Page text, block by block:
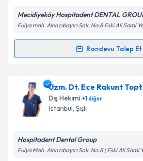
Kişisel verilerimin işlenmesine
Metni'ni okudum ve kişisel
kapsamda işlenmesini kabul
Mecidiyeköy Hospitadent DENTAL
Fulya mah. Akıncıbayırı Sok. No:8 Eski Ali Sami
Randevu Talep Et
Randevu Takvimi Talebi
Dr. Zeynep Süzeriçin randevu
oluşturun. Size bu uzmandan
takvim hazırlandığında e-posta ile
Uzm. Dt. Ece Rakunt
Diş Hekimi +1diğer
İstanbul, Şişli
Hospitadent Dental Group
Fulya Mah. Akıncıbayırı Sok. No:8 ( Eski Ali Sami